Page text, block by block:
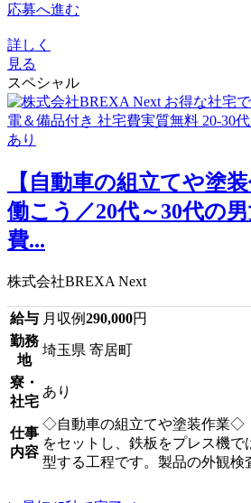
応募へ進む
詳しく
見る
スペシャル
【自動車の組立てや塗
働こう／20代～30代の
費...
株式会社BREXA Next
給与 月収例290,000円
勤務
地
埼玉県 寄居町
寮・
社宅
あり
仕事
内容
◇自動車の組立てや塗装作業◇
をセットし、鉄板をプレス機
型する工程です。製品の外観検